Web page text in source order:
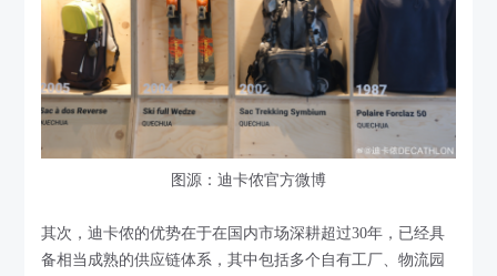
图源：迪卡侬官方微博
其次，迪卡侬的优势在于在国内市场深耕超过30年，已经具
备相当成熟的供应链体系，其中包括多个自有工厂、物流园